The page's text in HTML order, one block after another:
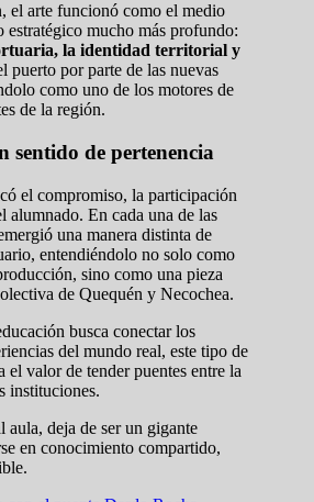
el arte funcionó como el medio
estratégico mucho más profundo:
la identidad territorial y
puerto por parte de las nuevas
como uno de los motores de
de la región.
sentido de pertenencia
el compromiso, la participación
alumnado. En cada una de las
una manera distinta de
entendiéndolo no solo como
sino como una pieza
de Quequén y Necochea.
busca conectar los
del mundo real, este tipo de
el valor de tender puentes entre la
instituciones.
aula, deja de ser un gigante
en conocimiento compartido,